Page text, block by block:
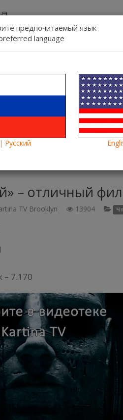
фильм для приятного
– отличный
TV Brooklyn 13904
– 7.170
предпочитаемый язык
language
Русский